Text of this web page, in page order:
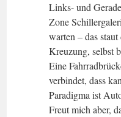
Links- und
Zone
warten – das
Kreuzung, selbst
Eine
verbindet, dass
Paradigma ist
Freut mich aber,